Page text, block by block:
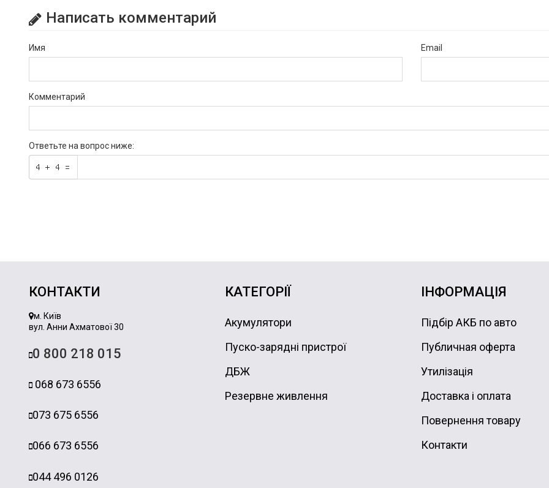
Написать комментарий
Имя Email
Комментарий
Ответьте на вопрос ниже:
КОНТАКТИ
м. Київ
вул. Анни Ахматової 30
0 800 218 015
068 673 6556
073 675 6556
066 673 6556
044 496 0126
КАТЕГОРІЇ
Акумулятори
Пуско-зарядні пристрої
ДБЖ
Резервне живлення
ІНФОРМАЦІЯ
Підбір АКБ по авто
Публичная оферта
Утилізація
Доставка і оплата
Повернення товару
Контакти